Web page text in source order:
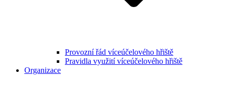
Provozní řád víceúčelového hřiště
Pravidla využití víceúčelového hřiště
Organizace